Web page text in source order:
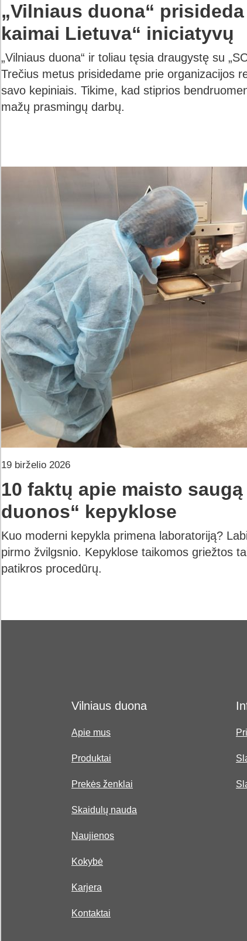
„Vilniaus duona“
kaimai Lietuva“ iniciatyvų
„Vilniaus duona“ ir toliau tęsia draugystę su
Trečius metus prisidedame prie organizacijos
savo kepiniais. Tikime, kad stiprios
mažų prasmingų darbų.
19 birželio 2026
10 faktų apie maisto
duonos“ kepyklose
Kuo moderni kepykla primena laboratoriją?
pirmo žvilgsnio. Kepyklose taikomos griežtos
patikros procedūrų.
Vilniaus duona
Apie mus
Produktai
Prekės ženklai
Skaidulų nauda
Naujienos
Kokybė
Karjera
Kontaktai